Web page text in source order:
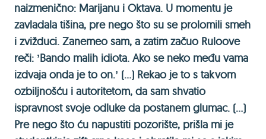
naizmenično: Marijanu i Oktava. U momentu je
zavladala tišina, pre nego što su se prolomili smeh
i zvižduci. Zanemeo sam, a zatim začuo Ruloove
reči: ʼBando malih idiota. Ako se neko među vama
izdvaja onda je to on.ʼ (...) Rekao je to s takvom
ozbiljnošću i autoritetom, da sam shvatio
ispravnost svoje odluke da postanem glumac. (...)
Pre nego što ću napustiti pozorište, prišla mi je